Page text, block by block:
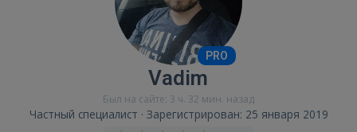
PRO
Vadim
Был на сайте: 3 ч. 32 мин. назад
Частный специалист · Зарегистрирован: 25 января 2019